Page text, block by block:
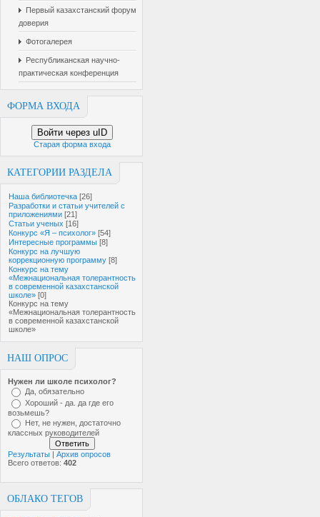
Первый казахстанский форум
доверия
Фотогалерея
Республиканская научно-
практическая конференция
ФОРМА ВХОДА
Войти через uID
Старая форма входа
КАТЕГОРИИ РАЗДЕЛА
Наша библиотечка [26]
Разработки и статьи учителей с
приложениями [21]
Статьи ученых [16]
Конкурс «Я – психолог» [54]
Интересные программы [8]
Конкурс на лучшую
коррекционную программу [8]
Конкурс на тему
«Межнациональная толерантность
в современной казахстанской
школе» [0]
Конкурс на тему
«Межнациональная толерантность
в современной казахстанской
школе»
НАШ ОПРОС
Нужен ли школе психолог?
Да, обязательно
Хороший - да. да где его
возьмешь?
Нет, не нужен, достаточно
классных руководителей
Результаты | Архив опросов
Всего ответов: 402
ОБЛАКО ТЕГОВ